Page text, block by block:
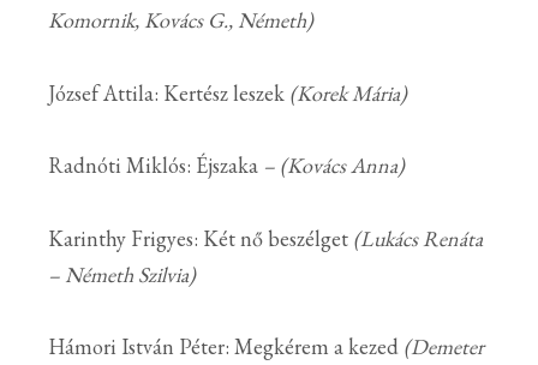
Komornik, Kovács G., Németh)
József Attila: Kertész leszek (Korek Mária)
Radnóti Miklós: Éjszaka – (Kovács Anna)
Karinthy Frigyes: Két nő beszélget (Lukács Renáta
– Németh Szilvia)
Hámori István Péter: Megkérem a kezed (Demeter